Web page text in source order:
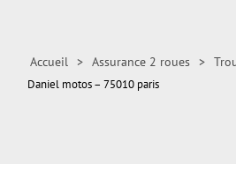
Accueil > Assurance 2 roues >
Daniel motos – 75010 paris